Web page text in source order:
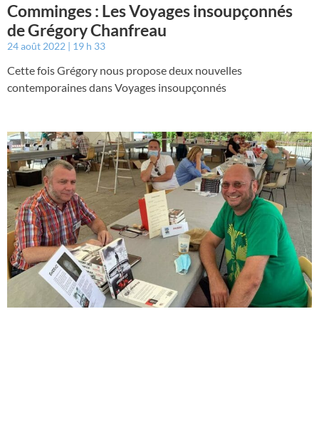
Comminges : Les Voyages insoupçonnés
de Grégory Chanfreau
24 août 2022 19 h 33
Cette fois Grégory nous propose deux nouvelles
contemporaines dans Voyages insoupçonnés